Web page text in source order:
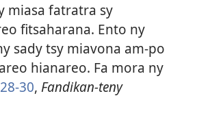
miasa fatratra sy
fitsaharana. Ento ny
sady tsy miavona am-po
hianareo. Fa mora ny
30, Fandikan-teny